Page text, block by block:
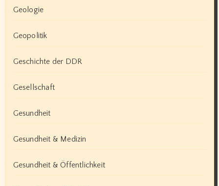
Geologie
Geopolitik
Geschichte der DDR
Gesellschaft
Gesundheit
Gesundheit & Medizin
Gesundheit & Öffentlichkeit